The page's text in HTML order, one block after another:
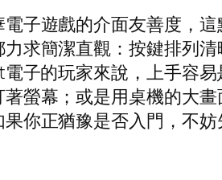
子遊戲的介面友善度，
求簡潔直觀：按鍵排列
子的玩家來說，上手容
螢幕；或是用桌機的大
你正猶豫是否入門，不